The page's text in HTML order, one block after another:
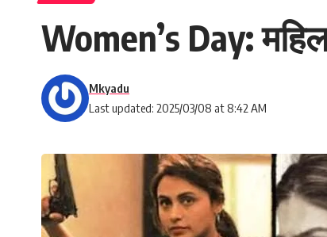
Women’s Day:
Last updated: 2025/03/08 at 8:42 AM
Mkyadu